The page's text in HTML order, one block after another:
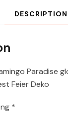
DESCRIPTION
Paradise
Feier Deko
*